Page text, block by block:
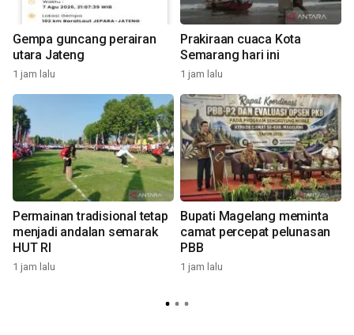
Gempa guncang perairan
utara Jateng
1 jam lalu
Prakiraan cuaca Kota
Semarang hari ini
1 jam lalu
Permainan tradisional tetap
menjadi andalan semarak
HUT RI
1 jam lalu
Bupati Magelang meminta
camat percepat pelunasan
PBB
1 jam lalu